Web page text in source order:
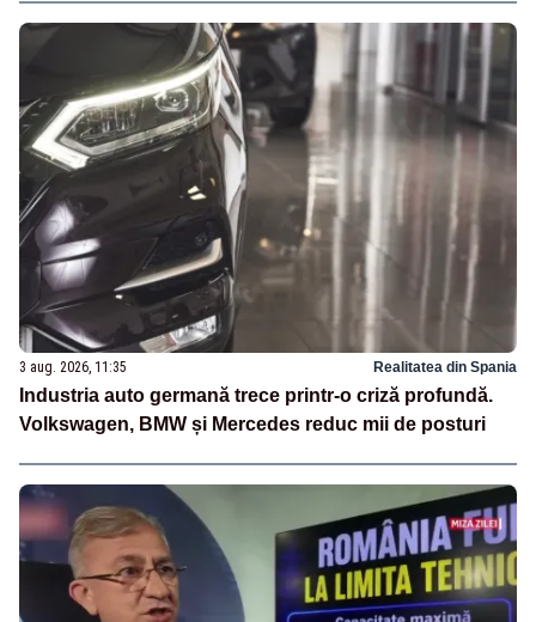
3 aug. 2026, 11:35 Realitatea din Spania
Industria auto germană trece printr-o criză profundă.
Volkswagen, BMW și Mercedes reduc mii de posturi